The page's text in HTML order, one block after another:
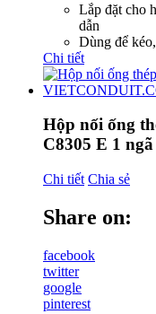
Lắp đặt cho
dẫn
Dùng để
Chi tiết
Hộp nối ống
C8305 E 1 ngã
Chi tiết Chia sẻ
Share on:
facebook
twitter
google
pinterest